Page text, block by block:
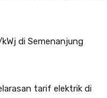
di Semenanjung
tarif elektrik di